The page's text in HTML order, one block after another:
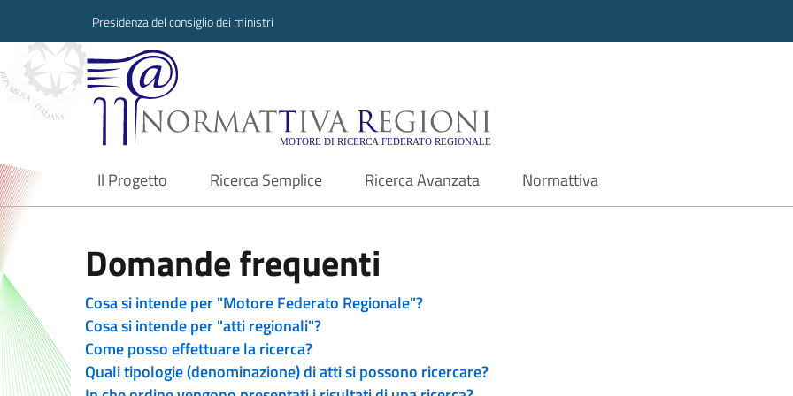
Presidenza del consiglio dei ministri
Normattiva Regioni - Motore di ricerca
Il Progetto
current Ricerca Semplice Ricerca Avanzata Normattiva
Domande frequenti
Cosa si intende per "Motore Federato Regionale"?
Cosa si intende per "atti regionali"?
Come posso effettuare la ricerca?
Quali tipologie (denominazione) di atti si possono ricercare?